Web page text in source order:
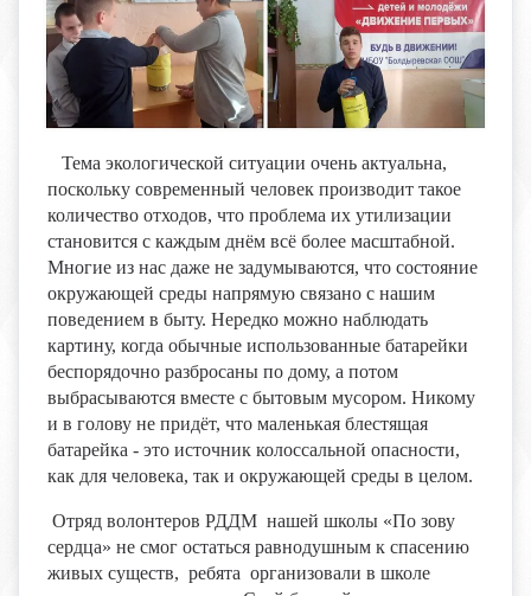
Тема экологической ситуации очень актуальна,
поскольку современный человек производит такое
количество отходов, что проблема их утилизации
становится с каждым днём всё более масштабной.
Многие из нас даже не задумываются, что состояние
окружающей среды напрямую связано с нашим
поведением в быту. Нередко можно наблюдать
картину, когда обычные использованные батарейки
беспорядочно разбросаны по дому, а потом
выбрасываются вместе с бытовым мусором. Никому
и в голову не придёт, что маленькая блестящая
батарейка - это источник колоссальной опасности,
как для человека, так и окружающей среды в целом.
Отряд волонтеров РДДМ нашей школы «По зову
сердца» не смог остаться равнодушным к спасению
живых существ, ребята организовали в школе